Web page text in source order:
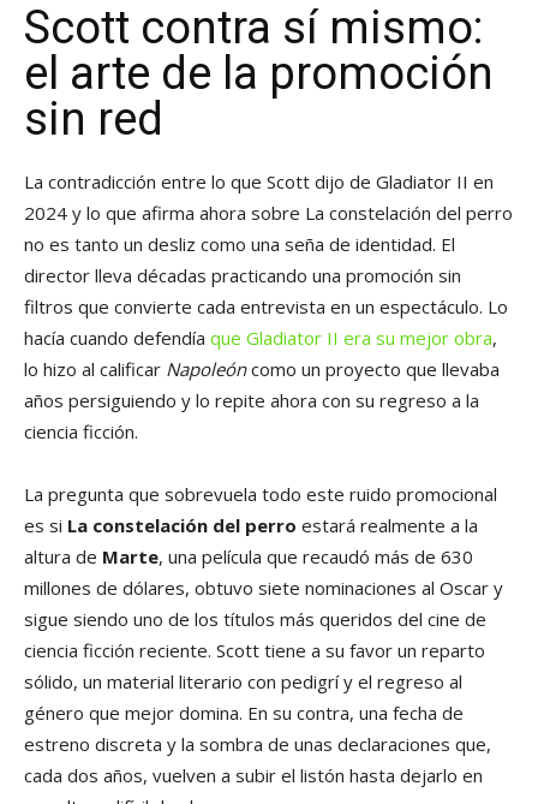
Scott contra sí mismo:
el arte de la promoción
sin red
La contradicción entre lo que Scott dijo de Gladiator II en
2024 y lo que afirma ahora sobre La constelación del perro
no es tanto un desliz como una seña de identidad. El
director lleva décadas practicando una promoción sin
filtros que convierte cada entrevista en un espectáculo. Lo
hacía cuando defendía que Gladiator II era su mejor obra,
lo hizo al calificar Napoleóncomo un proyecto que llevaba
años persiguiendo y lo repite ahora con su regreso a la
ciencia ficción.
La pregunta que sobrevuela todo este ruido promocional
es si La constelación del perro estará realmente a la
altura de Marte, una película que recaudó más de 630
millones de dólares, obtuvo siete nominaciones al Oscar y
sigue siendo uno de los títulos más queridos del cine de
ciencia ficción reciente. Scott tiene a su favor un reparto
sólido, un material literario con pedigrí y el regreso al
género que mejor domina. En su contra, una fecha de
estreno discreta y la sombra de unas declaraciones que,
cada dos años, vuelven a subir el listón hasta dejarlo en